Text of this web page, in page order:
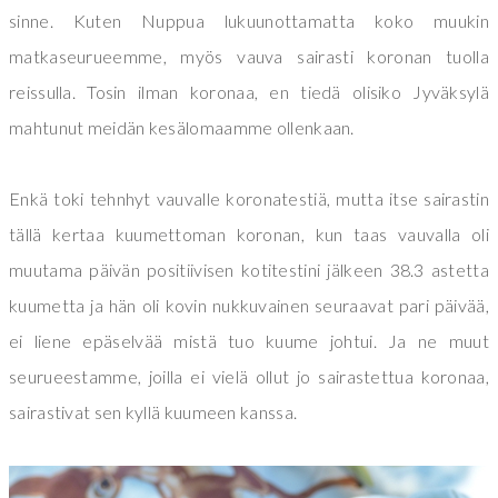
sinne. Kuten Nuppua lukuunottamatta koko muukin
matkaseurueemme, myös vauva sairasti koronan tuolla
reissulla. Tosin ilman koronaa, en tiedä olisiko Jyväksylä
mahtunut meidän kesälomaamme ollenkaan.
Enkä toki tehnhyt vauvalle koronatestiä, mutta itse sairastin
tällä kertaa kuumettoman koronan, kun taas vauvalla oli
muutama päivän positiivisen kotitestini jälkeen 38.3 astetta
kuumetta ja hän oli kovin nukkuvainen seuraavat pari päivää,
ei liene epäselvää mistä tuo kuume johtui. Ja ne muut
seurueestamme, joilla ei vielä ollut jo sairastettua koronaa,
sairastivat sen kyllä kuumeen kanssa.